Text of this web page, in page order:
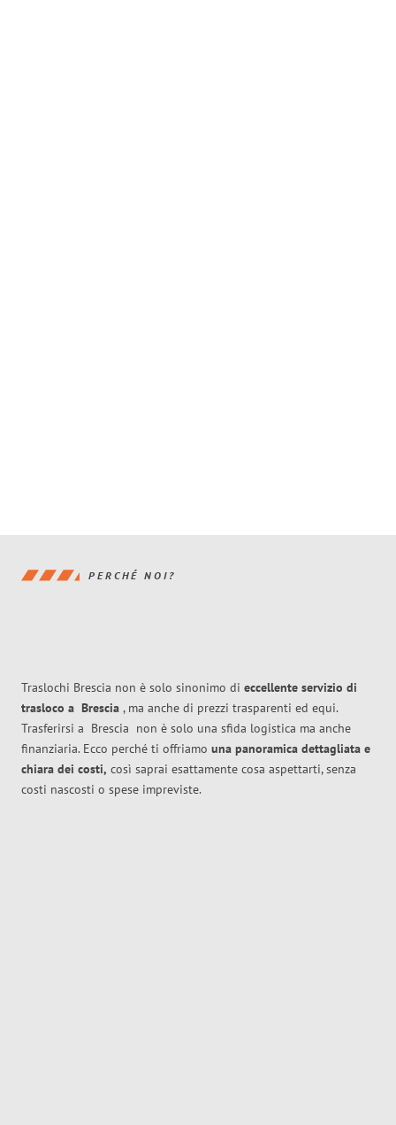
PERCHÉ NOI?
Traslochi Brescia non è solo sinonimo di eccellente servizio di
trasloco a Brescia , ma anche di prezzi trasparenti ed equi.
Trasferirsi a Brescia non è solo una sfida logistica ma anche
finanziaria. Ecco perché ti offriamo una panoramica dettagliata e
chiara dei costi, così saprai esattamente cosa aspettarti, senza
costi nascosti o spese impreviste.